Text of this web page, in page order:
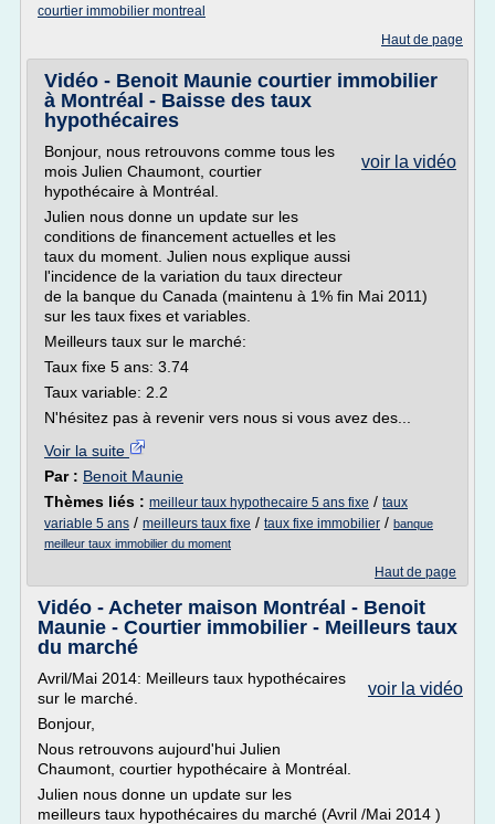
courtier immobilier montreal
Haut de page
Vidéo - Benoit Maunie courtier immobilier
à Montréal - Baisse des taux
hypothécaires
voir la vidéo
Bonjour, nous retrouvons comme tous les
mois Julien Chaumont, courtier
hypothécaire à Montréal.
Julien nous donne un update sur les
conditions de financement actuelles et les
taux du moment. Julien nous explique aussi
l'incidence de la variation du taux directeur
de la banque du Canada (maintenu à 1% fin Mai 2011)
sur les taux fixes et variables.
Meilleurs taux sur le marché:
Taux fixe 5 ans: 3.74
Taux variable: 2.2
N'hésitez pas à revenir vers nous si vous avez des...
Voir la suite
Par : Benoit Maunie
Thèmes liés : meilleur taux hypothecaire 5 ans fixe / taux
variable 5 ans / meilleurs taux fixe / taux fixe immobilier / banque
meilleur taux immobilier du moment
Haut de page
Vidéo - Acheter maison Montréal - Benoit
Maunie - Courtier immobilier - Meilleurs taux
du marché
voir la vidéo
Avril/Mai 2014: Meilleurs taux hypothécaires
sur le marché.
Bonjour,
Nous retrouvons aujourd'hui Julien
Chaumont, courtier hypothécaire à Montréal.
Julien nous donne un update sur les
meilleurs taux hypothécaires du marché (Avril /Mai 2014 )